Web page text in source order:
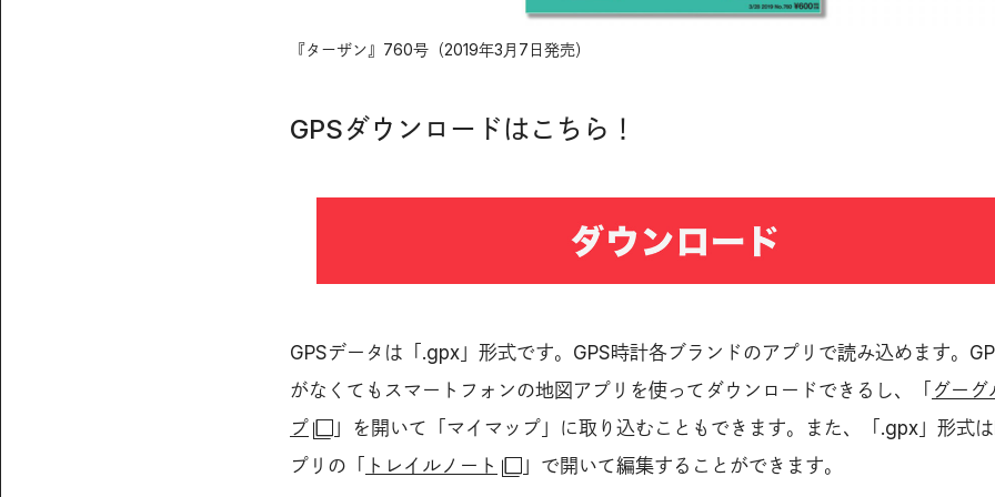
『ターザン』760号（2019年3月7日発売）
GPSダウンロードはこちら！
GPSデータは「.gpx」形式です。GPS時計各ブランドのアプリで読み込めます。
がなくてもスマートフォンの地図アプリを使ってダウンロードできるし、「 グーグ
プ
」を開いて「マイマップ」に取り込むこともできます。また、「.gpx」形式
プリの「 トレイルノート 」で開いて編集することができます。